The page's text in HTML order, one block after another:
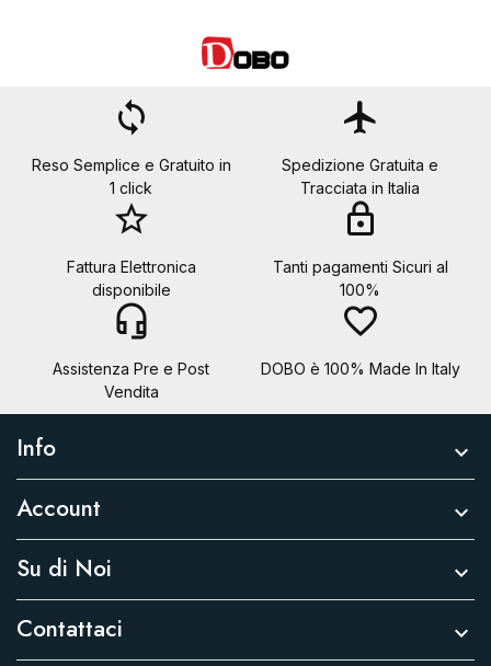
loop
Reso Semplice e Gratuito in
1 click
flight
Spedizione Gratuita e
Tracciata in Italia
star_border
Fattura Elettronica
disponibile
lock
Tanti pagamenti Sicuri al
100%
headset_mic
Assistenza Pre e Post
Vendita
favorite_border
DOBO è 100% Made In Italy
Info 
Account 
Su di Noi 
Contattaci 